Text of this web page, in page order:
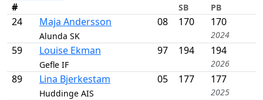
# SB PB
24 Maja Andersson
Alunda SK
08 170 170
2024
59 Louise Ekman
Gefle IF
97 194 194
2026
89 Lina Bjerkestam
Huddinge AIS
05 177 177
2025